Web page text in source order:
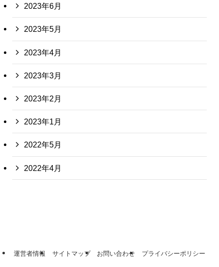
2023年6月
2023年5月
2023年4月
2023年3月
2023年2月
2023年1月
2022年5月
2022年4月
運営者情報 サイトマップ お問い合わせ プライバシーポリシー